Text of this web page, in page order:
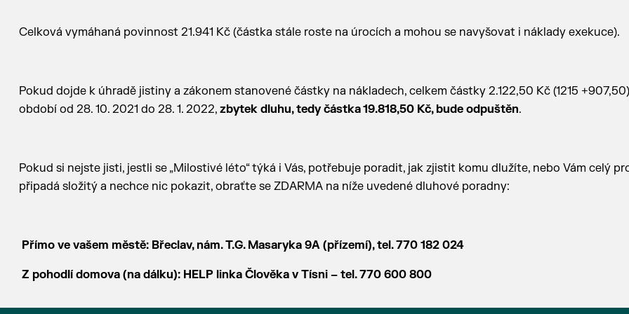
Celková vymáhaná povinnost 21.941 Kč (částka stále roste na úrocích a mohou se navyšovat i náklady exekuce).
Pokud dojde k úhradě jistiny a zákonem stanovené částky na nákladech, celkem částky 2.122,50 Kč (1215
období od 28. 10. 2021 do 28. 1. 2022, zbytek dluhu, tedy částka 19.818,50 Kč, bude odpuštěn.
Pokud si nejste jisti, jestli se „Milostivé léto“ týká i Vás, potřebuje poradit, jak zjistit komu dlužíte, nebo Vám celý
připadá složitý a nechce nic pokazit, obraťte se ZDARMA na níže uvedené dluhové poradny:
Přímo ve vašem městě: Břeclav, nám. T.G. Masaryka 9A (přízemí), tel. 770 182 024
Z pohodlí domova (na dálku): HELP linka Člověka v Tísni – tel. 770 600 800